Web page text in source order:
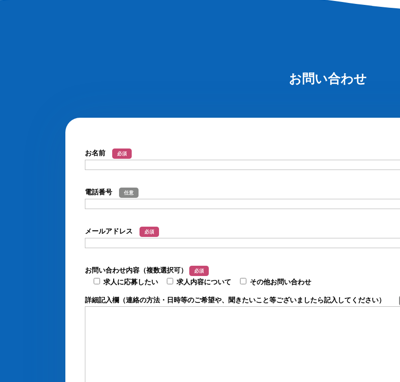
お問い合わせ
お名前 必須
電話番号 任意
メールアドレス 必須
お問い合わせ内容（複数選択可） 必須
求人に応募したい 求人内容について その他お問い合わせ
詳細記入欄（連絡の方法・日時等のご希望や、聞きたいこと等ございましたら記入してください）